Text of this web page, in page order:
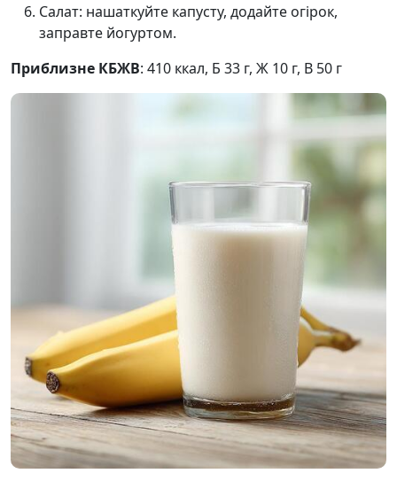
Салат: нашаткуйте капусту, додайте огірок,
заправте йогуртом.
Приблизне КБЖВ: 410 ккал, Б 33 г, Ж 10 г, В 50 г